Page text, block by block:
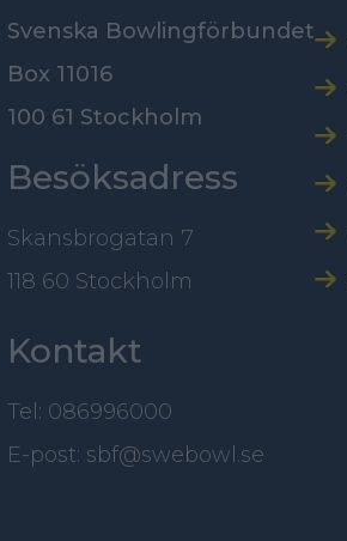
Svenska Bowlingförbundet
Box 11016
100 61 Stockholm
Besöksadress
Skansbrogatan 7
118 60 Stockholm
Kontakt
Tel: 086996000
E-post: sbf@swebowl.se